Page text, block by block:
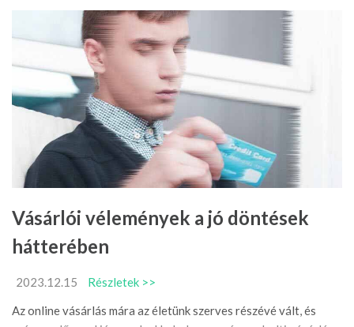
Vásárlói vélemények a jó döntések
hátterében
2023.12.15
Részletek >>
Az online vásárlás mára az életünk szerves részévé vált, és